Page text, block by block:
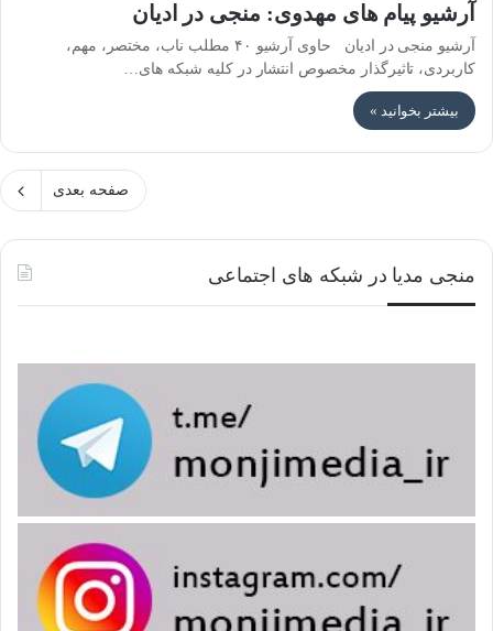
آرشیو پیام های مهدوی: منجی در ادیان
آرشیو منجی در ادیان حاوی آرشیو ۴۰ مطلب ناب، مختصر، مهم،
کاربردی، تاثیرگذار مخصوص انتشار در کلیه شبکه های…
بیشتر بخوانید »
صفحه بعدی
منجی مدیا در شبکه های اجتماعی